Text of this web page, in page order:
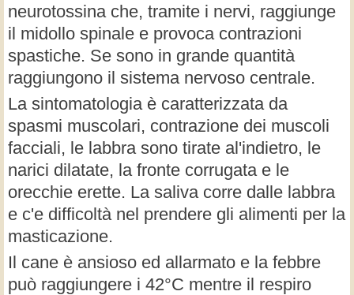
neurotossina che, tramite i nervi, raggiunge
il midollo spinale e provoca contrazioni
spastiche. Se sono in grande quantità
raggiungono il sistema nervoso centrale.
La sintomatologia è caratterizzata da
spasmi muscolari, contrazione dei muscoli
facciali, le labbra sono tirate al'indietro, le
narici dilatate, la fronte corrugata e le
orecchie erette. La saliva corre dalle labbra
e c'e difficoltà nel prendere gli alimenti per la
masticazione.
Il cane è ansioso ed allarmato e la febbre
può raggiungere i 42°C mentre il respiro